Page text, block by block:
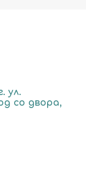
ул.
со двора,